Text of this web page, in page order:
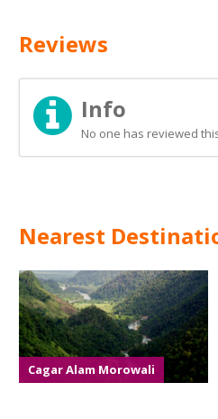
Reviews
Info
No one has reviewed
Nearest
Cagar Alam Morowali